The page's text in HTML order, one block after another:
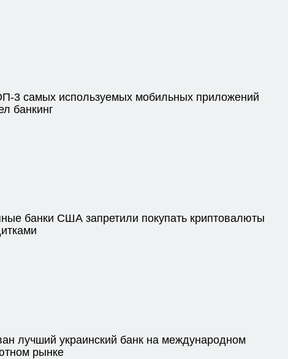
3 самых используемых мобильных приложений
банкинг
банки США запретили покупать криптовалюты
лучший украинский банк на международном
рынке